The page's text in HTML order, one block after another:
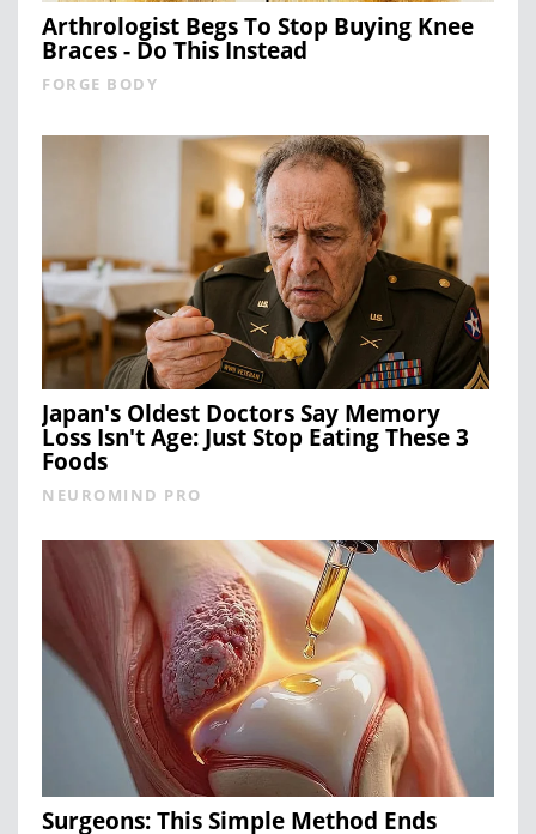
Arthrologist Begs To Stop Buying Knee
Braces - Do This Instead
FORGE BODY
Japan's Oldest Doctors Say Memory
Loss Isn't Age: Just Stop Eating These 3
Foods
NEUROMIND PRO
Surgeons: This Simple Method Ends